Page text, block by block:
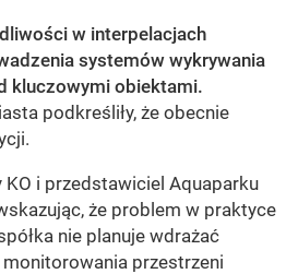
w interpelacjach
systemów wykrywania
kluczowymi obiektami.
podkreśliły, że obecnie
KO i przedstawiciel Aquaparku
że problem w praktyce
nie planuje wdrażać
przestrzeni